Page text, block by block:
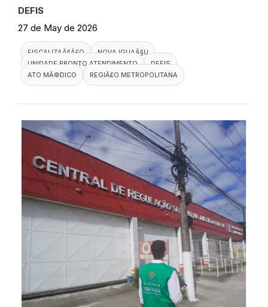
DEFIS
27 de May de 2026
FISCALIZAÃ§Ã£O
NOVA IGUAÃ§U
UNIDADE PRONTO ATENDIMENTO
DEFIS
ATO MÃ©DICO
REGIÃ£O METROPOLITANA